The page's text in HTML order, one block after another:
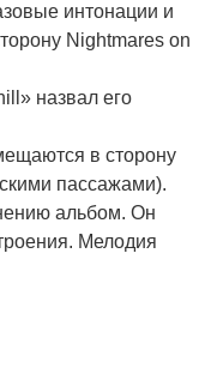
интонации и
Nightmares on
назвал его
в сторону
пассажами).
альбом. Он
Мелодия